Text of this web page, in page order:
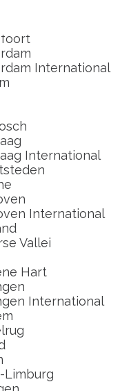
International
International
International
Vallei
Hart
International
Limburg